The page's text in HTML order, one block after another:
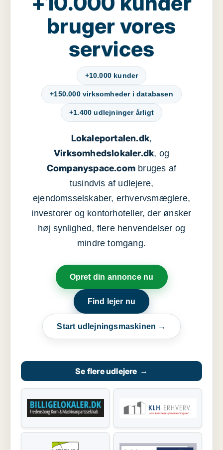
bruger vores
services
+10.000 kunder
+150.000 virksomheder i databasen
+1.400 udlejninger årligt
Lokaleportalen.dk,
Virksomhedslokaler.dk, og
Companyspace.com bruges af
tusindvis af udlejere,
ejendomsselskaber, erhvervsmæglere,
investorer og kontorhoteller, der ønsker
høj synlighed, flere henvendelser og
mindre tomgang.
Opret din annonce nu
Find lejer nu
Start udlejningsmaskinen →
Se flere udlejere →